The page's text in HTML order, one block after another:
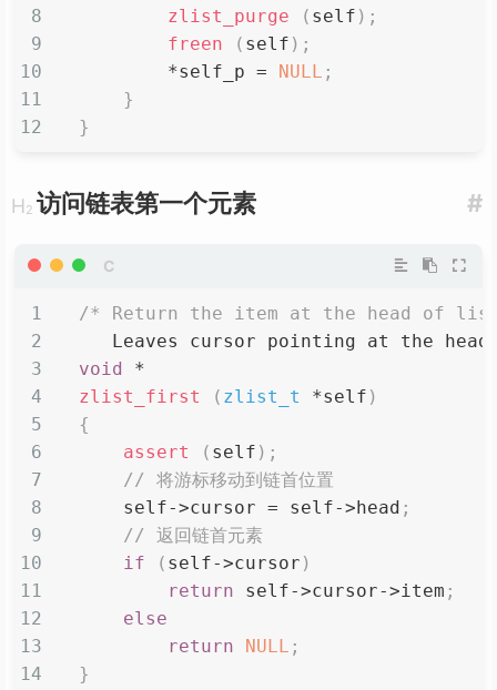
zlist_purge
( self ) ;
freen
( self ) ;
*self_p = NULL ;
}
}
#
访问链表第一个元素
/* Return the item at the head of
Leaves cursor pointing at the
void
*
zlist_first
( zlist_t *self )
{
assert
( self ) ;
// 将游标移动到链首位置
    self
->cursor = self->head ;
// 返回链首元素
if
( self->cursor )
return self->cursor->item ;
else
return
NULL ;
}